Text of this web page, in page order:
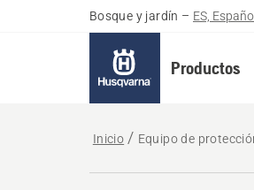
Bosque y jardín – ES, Español
Productos
Inicio Equipo de